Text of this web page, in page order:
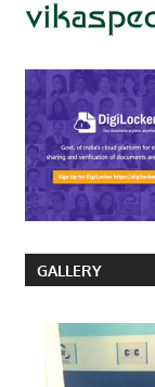
GALLERY